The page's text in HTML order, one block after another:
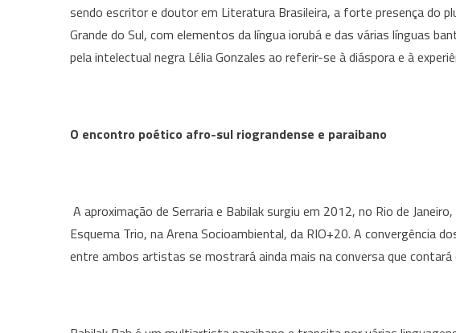
sendo escritor e doutor em Literatura Brasileira, a forte presença do
Grande do Sul, com elementos da língua iorubá e das várias línguas
pela intelectual negra Lélia Gonzales ao referir-se à diáspora e à
O encontro poético afro-sul riograndense e paraibano
A aproximação de Serraria e Babilak surgiu em 2012, no Rio de
Esquema Trio, na Arena Socioambiental, da RIO+20. A convergência
entre ambos artistas se mostrará ainda mais na conversa que